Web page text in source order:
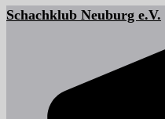
Schachklub Neuburg e.V.